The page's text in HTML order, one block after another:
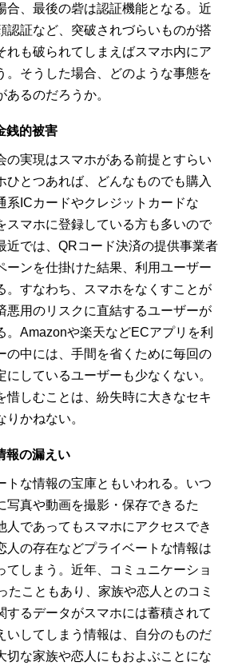
合、最後の砦は認証機能となる。近
認証など、突破されづらいものが搭
れも破られてしまえばスマホ内にア
。そうした場合、どのような事態を
るのだろうか。
銭的被害
の実現はスマホがある前提とすらい
ひとつあれば、どんなものでも購入
系ICカードやクレジットカードな
スマホに登録している方も多いので
近では、QRコード決済の提供事業者
ーンを仕掛けた結果、利用ユーザー
。すなわち、スマホをなくすことが
悪用のリスクに直結するユーザーが
。Amazonや楽天などECアプリを利
の中には、手間を省くために毎回の
にしているユーザーも少なくない。
惜しむことは、紛失時に大きなセキ
りかねない。
報の漏えい
トな情報の宝庫ともいわれる。いつ
写真や動画を撮影・保存できるた
人であってもスマホにアクセスでき
人の存在などプライベートな情報は
てしまう。近年、コミュニケーショ
たこともあり、家族や恋人とのコミ
するデータがスマホには蓄積されて
いしてしまう情報は、自分のものだ
切な家族や恋人にもおよぶことにな